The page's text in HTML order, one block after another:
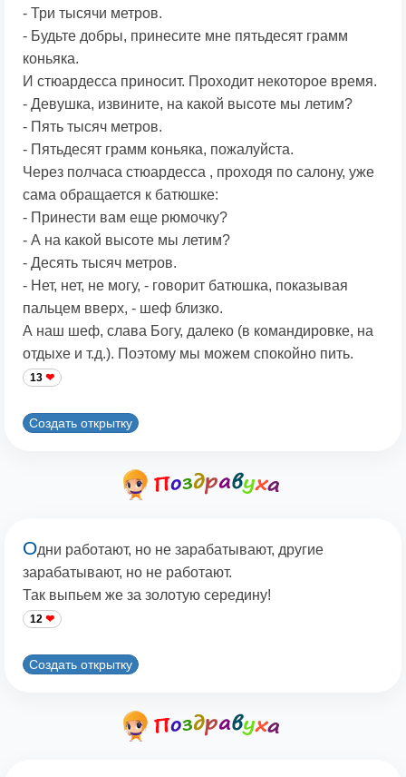
- Три тысячи метров.
- Будьте добры, принесите мне пятьдесят грамм
коньяка.
И стюардесса приносит. Проходит некоторое время.
- Девушка, извините, на какой высоте мы летим?
- Пять тысяч метров.
- Пятьдесят грамм коньяка, пожалуйста.
Через полчаса стюардесса , проходя по салону, уже
сама обращается к батюшке:
- Принести вам еще рюмочку?
- А на какой высоте мы летим?
- Десять тысяч метров.
- Hет, нет, не могу, - говорит батюшка, показывая
пальцем вверх, - шеф близко.
А наш шеф, слава Богу, далеко (в командировке, на
отдыхе и т.д.). Поэтому мы можем спокойно пить.
13
Создать открытку
Одни работают, но не зарабатывают, другие
зарабатывают, но не работают.
Так выпьем же за золотую середину!
12
Создать открытку